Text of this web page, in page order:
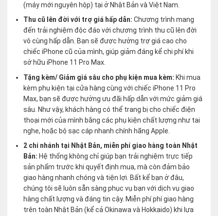
(máy mới nguyên hộp) tại ở Nhật Bản và Việt Nam.
Thu cũ lên đời với trợ giá hấp dẫn:Chương trình mang
đến trải nghiệm độc đáo với chương trình thu cũ lên đời
vô cùng hấp dẫn. Bạn sẽ được hưởng trợ giá cao cho
chiếc iPhone cũ của mình, giúp giảm đáng kể chi phí khi
sở hữu iPhone 11 Pro Max.
Tặng kèm/ Giảm giá sâu cho phụ kiện mua kèm: Khi mua
kèm phụ kiện tại cửa hàng cùng với chiếc iPhone 11 Pro
Max, bạn sẽ được hưởng ưu đãi hấp dẫn với mức giảm giá
sâu. Như vậy, khách hàng có thể trang bị cho chiếc điện
thoại mới của mình bằng các phụ kiện chất lượng như tai
nghe, hoặc bộ sạc cáp nhanh chính hãng Apple.
2 chi nhánh tại Nhật Bản, miễn phí giao hàng toàn Nhật
Bản: Hệ thống không chỉ giúp bạn trải nghiệm trực tiếp
sản phẩm trước khi quyết định mua, mà còn đảm bảo
giao hàng nhanh chóng và tiện lợi. Bất kể bạn ở đâu,
chúng tôi sẽ luôn sẵn sàng phục vụ bạn với dịch vụ giao
hàng chất lượng và đáng tin cậy. Miễn phí phí giao hàng
trên toàn Nhật Bản (kể cả Okinawa và Hokkaido) khi lựa